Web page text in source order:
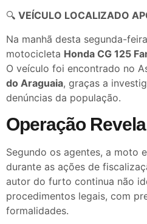
🔍 VEÍCULO LOCALIZADO
Na manhã desta segunda-
motocicleta Honda CG 125
O veículo foi encontrado no
do Araguaia, graças a
denúncias da população.
Operação
Segundo os agentes, a moto
durante as ações de
autor do furto continua não
procedimentos legais, com
formalidades.